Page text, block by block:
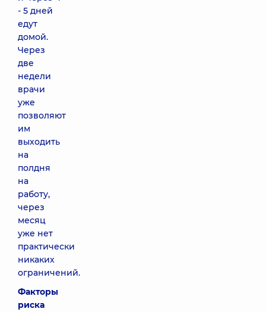
- 5 дней
едут
домой.
Через
две
недели
врачи
уже
позволяют
им
выходить
на
полдня
на
работу,
через
месяц
уже нет
практически
никаких
ограничений.
Факторы
риска